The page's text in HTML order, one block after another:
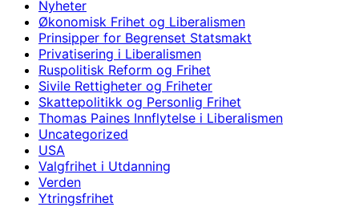
Nyheter
Økonomisk Frihet og Liberalismen
Prinsipper for Begrenset Statsmakt
Privatisering i Liberalismen
Ruspolitisk Reform og Frihet
Sivile Rettigheter og Friheter
Skattepolitikk og Personlig Frihet
Thomas Paines Innflytelse i Liberalismen
Uncategorized
USA
Valgfrihet i Utdanning
Verden
Ytringsfrihet